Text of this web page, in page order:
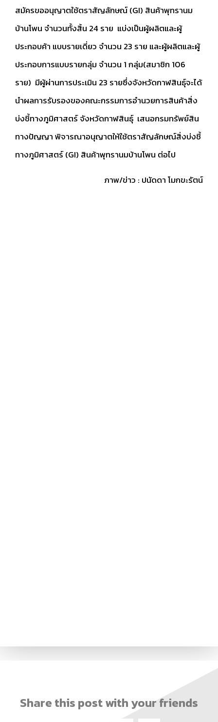
สมัครขออนุญาตใช้ตราสัญลักษณ์ (GI) สินค้าพุทรานม
บ้านโพน จำนวนทั้งสิ้น 24 ราย แบ่งเป็นผู้ผลิตและผู้
ประกอบค้า แบบรายเดี่ยว จำนวน 23 ราย และผู้ผลิตและผู้
ประกอบการแบบรายกลุ่ม จำนวน 1 กลุ่ม(สมาชิก 106
ราย) มีผู้ผ่านการประเมิน 23 รายซึ่งจังหวัดกาฬสินธุ์จะได้
นำผลการรับรองของคณะกรรมการอำนวยการสินค้าสิ่ง
บ่งชี้ทางภูมิศาสตร์ จังหวัดกาฬสินธุ์ เสนอกรมทรัพย์สิน
ทางปัญญา พิจารณาอนุญาตให้ใช้ตราสัญลักษณ์สิ่งบ่งชี้
ทางภูมิศาสตร์ (GI) สินค้าพุทรานมบ้านโพน ต่อไป
ภาพ/ข่าว : ปนัดดา โมกขะรัตน์
Share this post with your friends